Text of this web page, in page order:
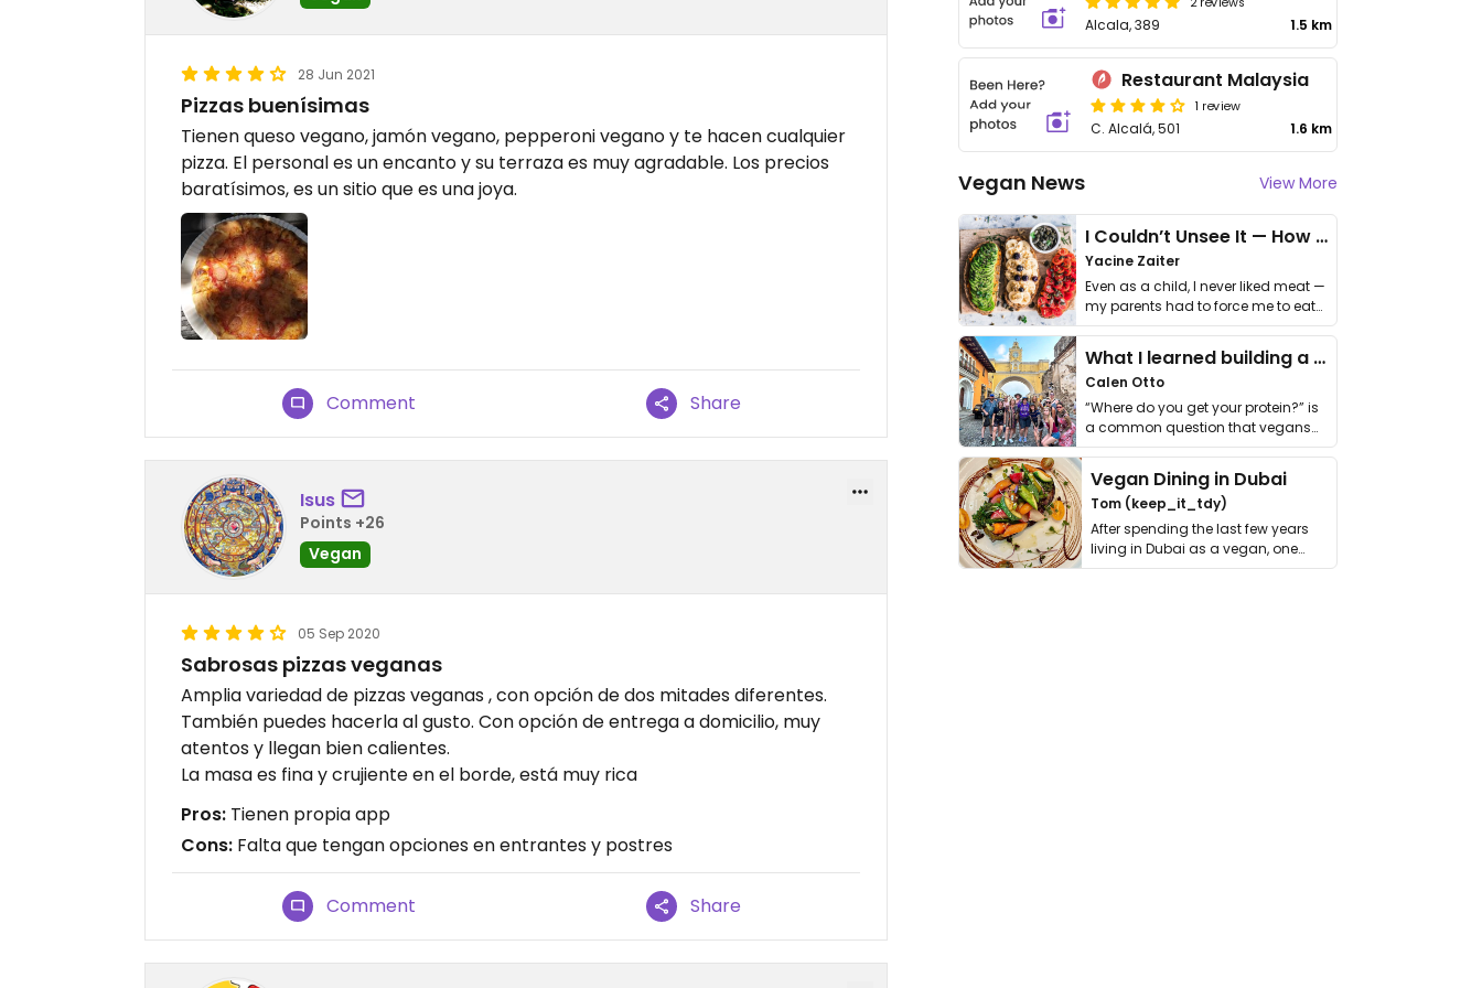
28 Jun 2021
Pizzas buenísimas
Tienen queso vegano, jamón vegano, pepperoni vegano y te hacen cualquier
pizza. El personal es un encanto y su terraza es muy agradable. Los precios
baratísimos, es un sitio que es una joya.
Comment Share
Isus
Points +26
Vegan
05 Sep 2020
Sabrosas pizzas veganas
Amplia variedad de pizzas veganas , con opción de dos mitades diferentes.
También puedes hacerla al gusto. Con opción de entrega a domicilio, muy
atentos y llegan bien calientes.
La masa es fina y crujiente en el borde, está muy rica
Pros: Tienen propia app
Cons: Falta que tengan opciones en entrantes y postres
Comment Share
Alcala, 389 1.5 km
Restaurant Malaysia
1 review
C. Alcalá, 501 1.6 km
Vegan News View More
I Couldn’t Unsee It — How Thailand Turned My Beliefs Into Action⁠
Yacine Zaiter
Even as a child, I never liked meat —
my parents had to force me to eat
it. I …
What I learned building a queer vegan travel brand
Calen Otto
“Where do you get your protein?” is
a common question that vegans
get asked. …
Vegan Dining in Dubai
Tom (keep_it_tdy)
After spending the last few years
living in Dubai as a vegan, one
thing has …